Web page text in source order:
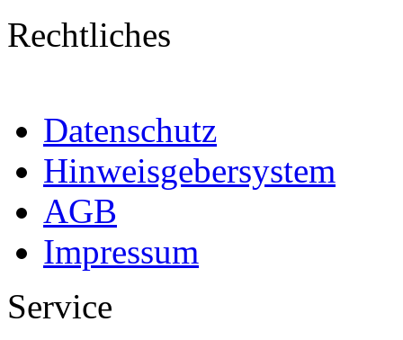
Rechtliches
Datenschutz
Hinweisgebersystem
AGB
Impressum
Service